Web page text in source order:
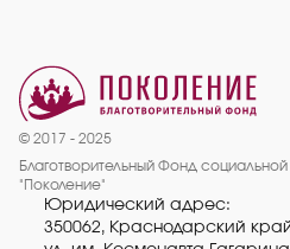
© 2017 - 2025
Благотворительный Фонд
"Поколение"
Юридический адрес:
350062, Краснодарский